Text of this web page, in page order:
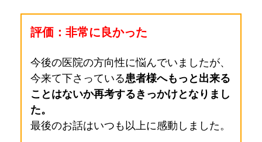
評価：非常に良かった
今後の医院の方向性に悩んでいましたが、
今来て下さっている患者様へもっと出来る
ことはないか再考するきっかけとなりまし
た。
最後のお話はいつも以上に感動しました。